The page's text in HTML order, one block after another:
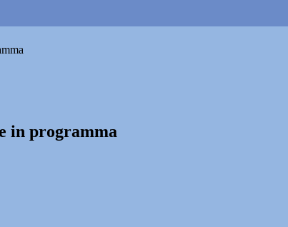
in programma